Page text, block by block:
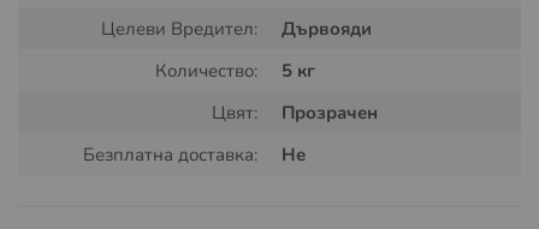
Какво представлява препарата за
защита от дървояди BOCHEMIT
OPTIMAL FORTE APP:
Целеви Вредител:
Дървояди
Количество:
5 кг
Цвят:
Прозрачен
Безплатна доставка:
Не